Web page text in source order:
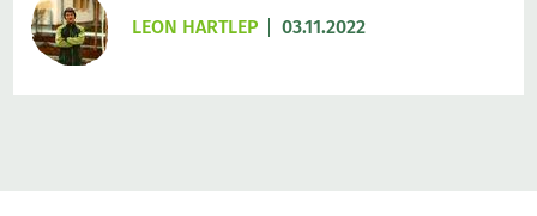
LEON HARTLEP 03.11.2022